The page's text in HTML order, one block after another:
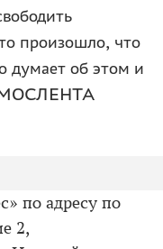
произошло, что
думает об этом и
МОСЛЕНТА
по адресу по
2,